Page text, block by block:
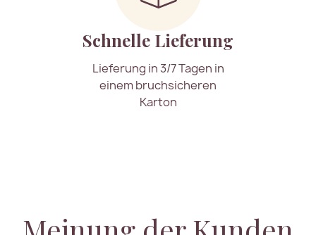
Schnelle Lieferung
Lieferung in 3/7 Tagen in
einem bruchsicheren
Karton